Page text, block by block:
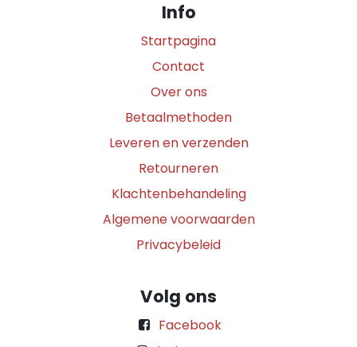
Info
Startpagina
Contact
Over ons
Betaalmethoden
Leveren en verzenden
Retourneren
Klachtenbehandeling
Algemene voorwaarden
Privacybeleid
Volg ons
Facebook